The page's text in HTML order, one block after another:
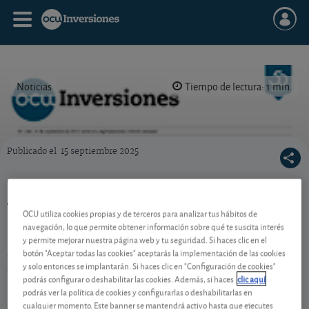
Noticias Tiempo de lectura: 1 min.
Publicado el 15 septiembre 2025
Ya puede descargarse la revista semanal nº
1.146
Si quiere descargarse el pdf de nuestra revista
semanal de OCU Inversiones nº 1.146 y el Suplemento
de acciones, ya están ambos disponibles en la sección
de publicaciones.
OCU utiliza cookies propias y de terceros para analizar tus hábitos de
navegación, lo que permite obtener información sobre qué te suscita interés
y permite mejorar nuestra página web y tu seguridad. Si haces clic en el
botón "Aceptar todas las cookies" aceptarás la implementación de las cookies
y solo entonces se implantarán. Si haces clic en "Configuración de cookies"
podrás configurar o deshabilitar las cookies. Además, si haces clic aquí
podrás ver la política de cookies y configurarlas o deshabilitarlas en
cualquier momento. Este banner se mantendrá activo hasta que ejecutes